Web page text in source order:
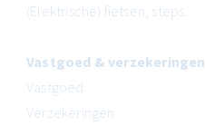
(Elektrische) fietsen, steps…
Vastgoed & verzekeringen
Vastgoed
Verzekeringen